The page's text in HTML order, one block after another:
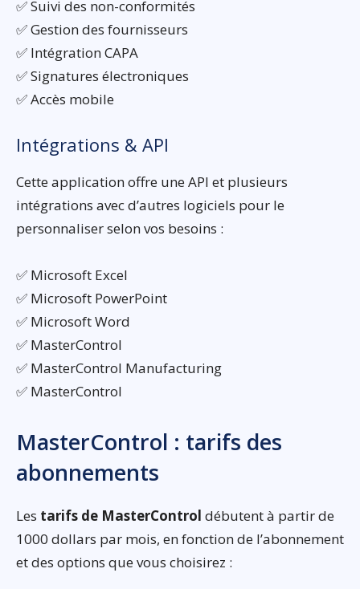
✅ Suivi des non-conformités
✅ Gestion des fournisseurs
✅ Intégration CAPA
✅ Signatures électroniques
✅ Accès mobile
Intégrations & API
Cette application offre une API et plusieurs
intégrations avec d’autres logiciels pour le
personnaliser selon vos besoins :
✅ Microsoft Excel
✅ Microsoft PowerPoint
✅ Microsoft Word
✅ MasterControl
✅ MasterControl Manufacturing
✅ MasterControl
MasterControl : tarifs des
abonnements
Les tarifs de MasterControl débutent à partir de
1000 dollars par mois, en fonction de l’abonnement
et des options que vous choisirez :